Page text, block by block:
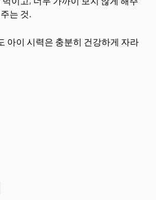
는 것.
아이 시력은 충분히 건강하게 자라